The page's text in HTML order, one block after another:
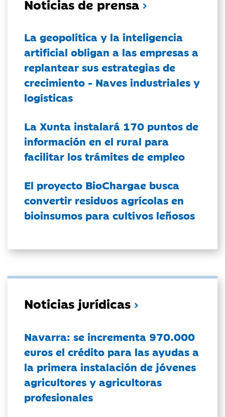
Noticias de prensa
La geopolítica y la inteligencia
artificial obligan a las empresas a
replantear sus estrategias de
crecimiento - Naves industriales y
logísticas
La Xunta instalará 170 puntos de
información en el rural para
facilitar los trámites de empleo
El proyecto BioChargae busca
convertir residuos agrícolas en
bioinsumos para cultivos leñosos
Noticias jurídicas
Navarra: se incrementa 970.000
euros el crédito para las ayudas a
la primera instalación de jóvenes
agricultores y agricultoras
profesionales